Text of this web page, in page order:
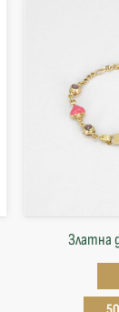
Златна